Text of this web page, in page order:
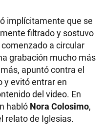
implícitamente que se
filtrado y sostuvo
a circular
grabación mucho más
apuntó contra el
y evitó entrar en
del video. En
habló Nora Colosimo,
relato de Iglesias.